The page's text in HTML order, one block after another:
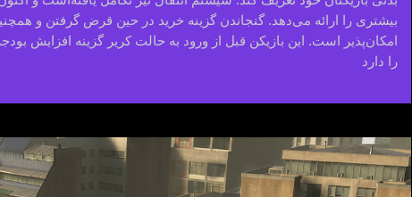
بیشتری را ارائه می‌دهد. گنجاندن گزینه خرید در حین قرض گرفتن و
امکان‌پذیر است. این بازیکن قبل از ورود به حالت کریر گزینه افزایش
را دارد